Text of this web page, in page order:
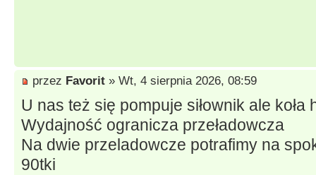
przez Favorit » Wt, 4 sierpnia 2026, 08:59
U nas też się pompuje siłownik ale koła
Wydajność ogranicza przeładowcza
Na dwie przeladowcze potrafimy na
90tki